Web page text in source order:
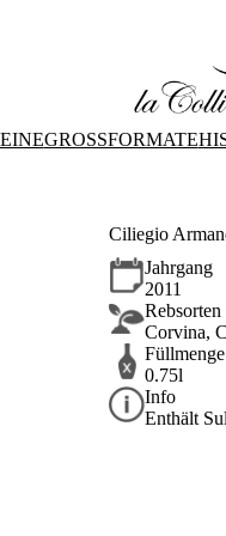
GROSSFORMATE
Ciliegio
Jahrgang
2011
Rebsorten
Corvina,
Füllmenge
0.75l
Info
Enthält